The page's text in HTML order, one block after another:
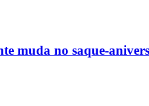
muda no saque-